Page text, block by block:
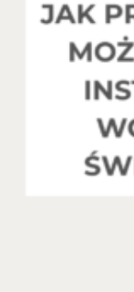
Oferta
Oferta
Fundusz